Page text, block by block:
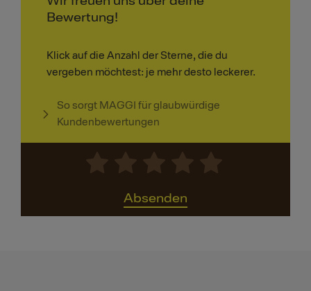
Bewertung!
Klick auf die Anzahl der Sterne, die du
vergeben möchtest: je mehr desto leckerer.
So sorgt MAGGI für glaubwürdige
Kundenbewertungen
Absenden